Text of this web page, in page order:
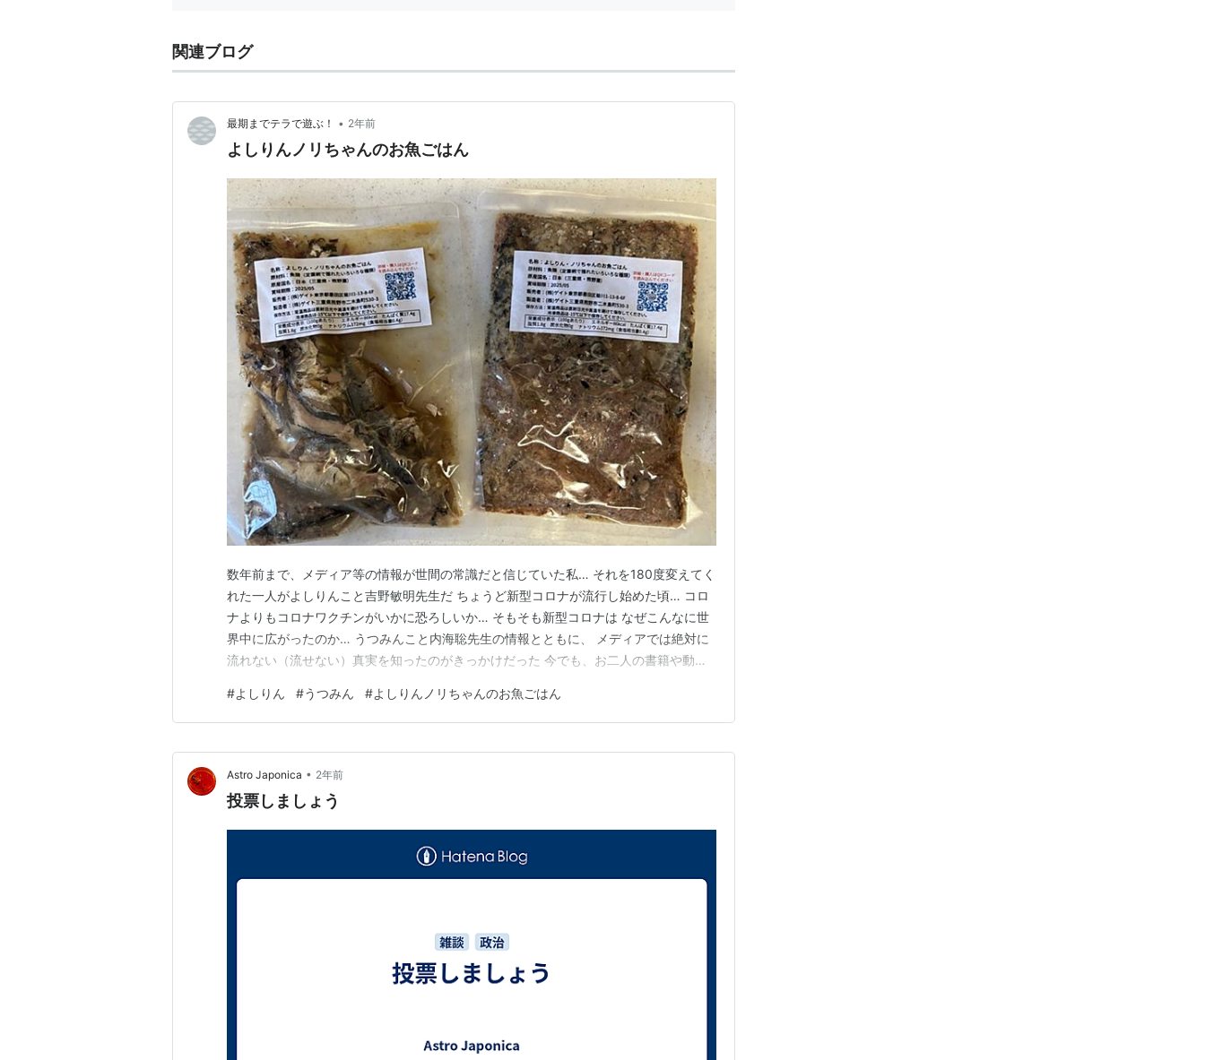
関連ブログ
最期までテラで遊ぶ！ • 2年前
よしりんノリちゃんのお魚ごはん
数年前まで、メディア等の情報が世間の常識だと信じていた私… それを180度変えてく
れた一人がよしりんこと吉野敏明先生だ ちょうど新型コロナが流行し始めた頃… コロ
ナよりもコロナワクチンがいかに恐ろしいか… そもそも新型コロナは なぜこんなに世
界中に広がったのか… うつみんこと内海聡先生の情報とともに、 メディアでは絶対に
流れない（流せない）真実を知ったのがきっかけだった 今でも、お二人の書籍や動画
吉野敏明の政経医チャンネル〜日本の病を治す〜 - YouTube 内海聡【公式】 YouTube
チャンネル - YouTu…
#よしりん #うつみん #よしりんノリちゃんのお魚ごはん
Astro Japonica • 2年前
投票しましょう